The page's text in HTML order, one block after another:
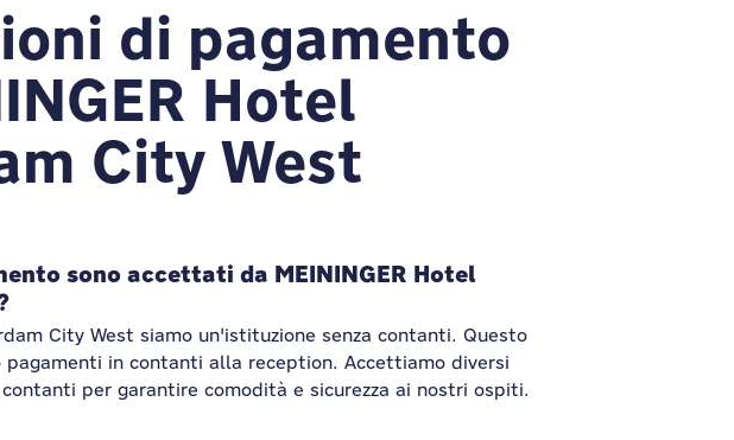
Hotel Amsterdam
di pagamento
Hotel
City West
sono accettati da MEININGER Hotel
City West siamo un'istituzione senza contanti. Questo
pagamenti in contanti alla reception. Accettiamo diversi
per garantire comodità e sicurezza ai nostri ospiti.